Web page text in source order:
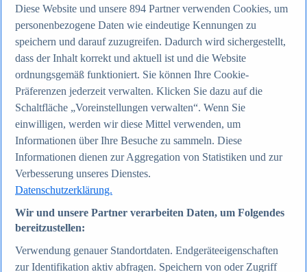
Internet
Beliebte Statistiken
Aktuelle Statistiken
Anzahl der Social-Media-Nutzer weltweit 2012-2025
Social Networks mit den meisten Nutzern weltweit
2025
Soziale Netzwerke in Deutschland nach Generationen
2025
Instagram - Nutzung nach Alter und Geschlecht in
Deutschland 2025
Podcasts - Nutzung 2016-2025
Themen
Weitere Themen
Social Media - Daten & Fakten
TikTok - Daten & Fakten
Top Report
Diese Website und unsere 894 Partner verwenden Cookies, um
personenbezogene Daten wie eindeutige Kennungen zu
speichern und darauf zuzugreifen. Dadurch wird sichergestellt,
dass der Inhalt korrekt und aktuell ist und die Website
ordnungsgemäß funktioniert. Sie können Ihre Cookie-
Präferenzen jederzeit verwalten. Klicken Sie dazu auf die
Schaltfläche „Voreinstellungen verwalten“. Wenn Sie
einwilligen, werden wir diese Mittel verwenden, um
Informationen über Ihre Besuche zu sammeln. Diese
Informationen dienen zur Aggregation von Statistiken und zur
Verbesserung unseres Dienstes.
Datenschutzerklärung.
Wir und unsere Partner verarbeiten Daten, um Folgendes
bereitzustellen:
Verwendung genauer Standortdaten. Endgeräteeigenschaften
zur Identifikation aktiv abfragen. Speichern von oder Zugriff